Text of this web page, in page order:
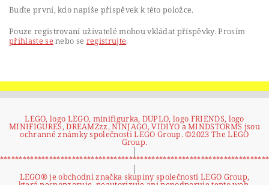
Buďte první, kdo napíše příspěvek k této položce.
Pouze registrovaní uživatelé mohou vkládat příspěvky. Prosím
přihlaste se nebo se registrujte.
LEGO, logo LEGO, minifigurka, DUPLO, logo FRIENDS, logo
MINIFIGURES, DREAMZzz, NINJAGO, VIDIYO a MINDSTORMS jsou
ochranné známky společnosti LEGO Group. ©2023 The LEGO
Group.
|
|
LEGO® je obchodní značka skupiny společností LEGO Group,